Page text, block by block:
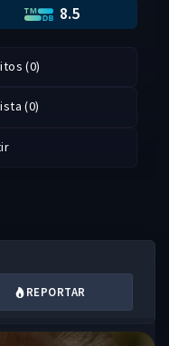
8.5
(0)
(0)
REPORTAR